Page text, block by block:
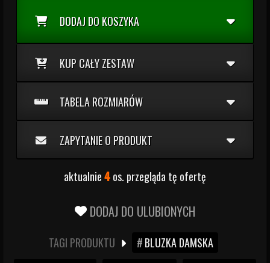
DODAJ DO KOSZYKA
KUP CAŁY ZESTAW
TABELA ROZMIARÓW
ZAPYTANIE O PRODUKT
aktualnie4os. przegląda tę ofertę
DODAJ DO ULUBIONYCH
TAGI PRODUKTU
BLUZKA DAMSKA